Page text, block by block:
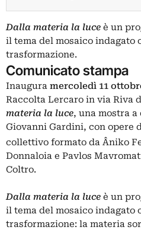
Dalla materia la luce è un
il tema del mosaico indagato
trasformazione.
Comunicato stampa
Inaugura mercoledì 11
Raccolta Lercaro in via Riva
materia la luce, una mostra
Giovanni Gardini, con opere
collettivo formato da Âniko
Donnaloia e Pavlos
Coltro.
Dalla materia la luce è un
il tema del mosaico indagato
trasformazione: la materia